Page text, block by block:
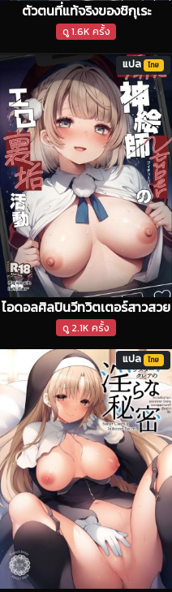
ตัวตนที่แท้จริงของชิกุเระ
ดู 1.6K ครั้ง
ไอดอลศิลปินวีทวิตเตอร์สาวสวย
ดู 2.1K ครั้ง
แปล ไทย
แปล ไทย